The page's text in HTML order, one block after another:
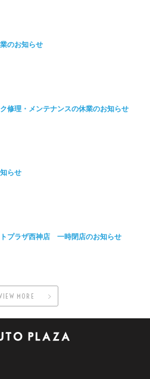
のお知らせ
ク修理・メンテナンスの休業のお知らせ
らせ
トプラザ西神店 一時閉店のお知らせ
MORE